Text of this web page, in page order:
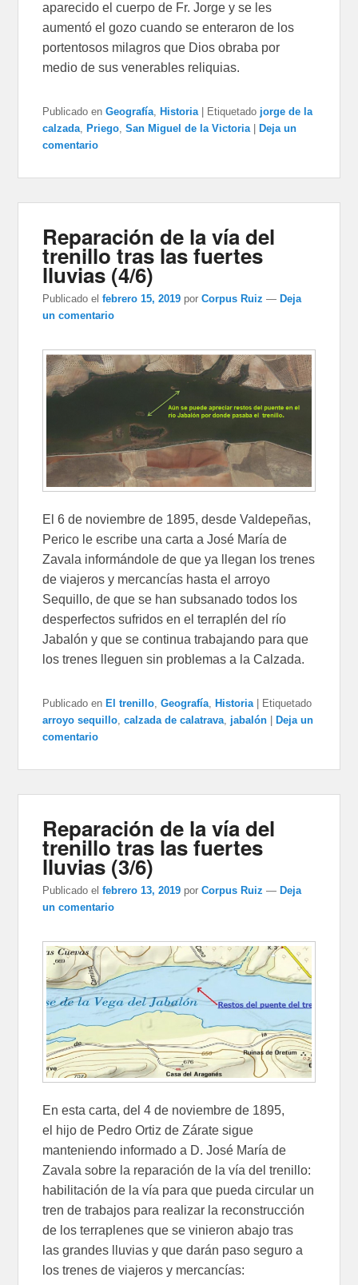
aparecido el cuerpo de Fr. Jorge y se les
aumentó el gozo cuando se enteraron de los
portentosos milagros que Dios obraba por
medio de sus venerables reliquias.
Publicado en Geografía ,Historia | Etiquetado jorge de la
calzada ,Priego ,San Miguel de la Victoria |Deja un
comentario
Reparación de la vía del
trenillo tras las fuertes
lluvias (4/6)
Publicado el febrero 15, 2019 porCorpus Ruiz — Deja
un comentario
El 6 de noviembre de 1895, desde Valdepeñas,
Perico le escribe una carta a José María de
Zavala informándole de que ya llegan los trenes
de viajeros y mercancías hasta el arroyo
Sequillo, de que se han subsanado todos los
desperfectos sufridos en el terraplén del río
Jabalón y que se continua trabajando para que
los trenes lleguen sin problemas a la Calzada.
Publicado en El trenillo ,Geografía ,Historia | Etiquetado
arroyo sequillo ,calzada de calatrava jabalón |Deja un
comentario
Reparación de la vía del
trenillo tras las fuertes
lluvias (3/6)
Publicado el febrero 13, 2019 porCorpus Ruiz — Deja
un comentario
En esta carta, del 4 de noviembre de 1895,
el hijo de Pedro Ortiz de Zárate sigue
manteniendo informado a D. José María de
Zavala sobre la reparación de la vía del trenillo:
habilitación de la vía para que pueda circular un
tren de trabajos para realizar la reconstrucción
de los terraplenes que se vinieron abajo tras
las grandes lluvias y que darán paso seguro a
los trenes de viajeros y mercancías: